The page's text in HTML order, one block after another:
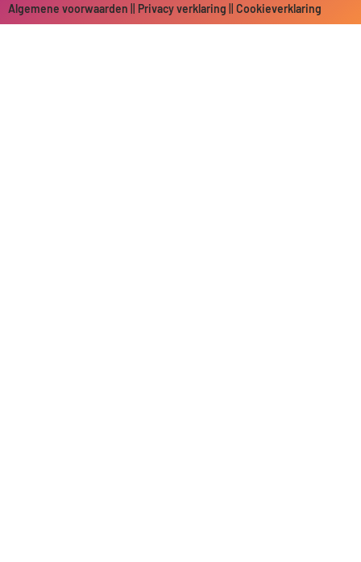
Algemene voorwaarden
Privacy verklaring Cookieverklaring